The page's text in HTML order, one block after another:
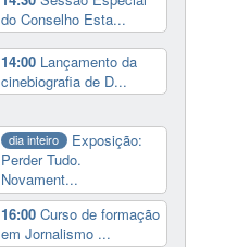
do Conselho Esta...
14:00 Lançamento da
cinebiografia de D...
dia inteiro
Exposição:
Perder Tudo.
Novament...
16:00 Curso de formação
em Jornalismo ...